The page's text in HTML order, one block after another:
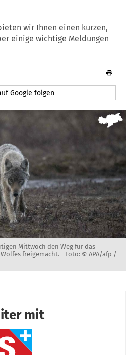
wir Ihnen einen kurzen,
einige wichtige Meldungen
Google folgen
Mittwoch den Weg für das
freigemacht. - Foto: © APA/afp /